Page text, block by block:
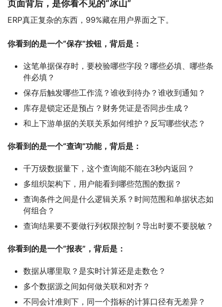
页面背后，是你看不见的“冰山”
ERP真正复杂的东西，99%藏在用户界面之下。
你看到的是一个“保存”按钮，背后是：
这笔单据保存时，要校验哪些字段？哪些必填、哪些条
件必填？
保存后触发哪些工作流？谁收到待办？谁收到通知？
库存是锁定还是预占？财务凭证是否同步生成？
和上下游单据的关联关系如何维护？反写哪些状态？
你看到的是一个“查询”功能，背后是：
千万级数据量下，这个查询能不能在3秒内返回？
多组织架构下，用户能看到哪些范围的数据？
查询条件之间是什么逻辑关系？时间范围和单据状态如
何组合？
查询结果要不要做行列权限控制？导出时要不要脱敏？
你看到的是一个“报表”，背后是：
数据从哪里取？是实时计算还是走数仓？
多个数据源之间如何做关联和对齐？
不同会计准则下，同一个指标的计算口径有无差异？